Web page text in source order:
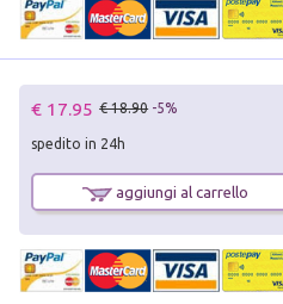
€ 17.95 € 18.90 -5%
spedito in 24h
aggiungi al carrello